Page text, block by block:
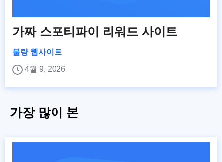
가짜 스포티파이 리워드 사이트
불량 웹사이트
4월 9, 2026
가장 많이 본